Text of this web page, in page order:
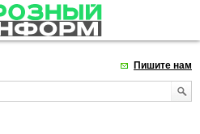
Пишите нам